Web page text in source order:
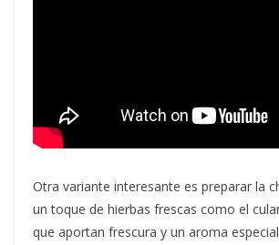
Otra variante interesante es preparar la
un toque de hierbas frescas como el
que aportan frescura y un aroma